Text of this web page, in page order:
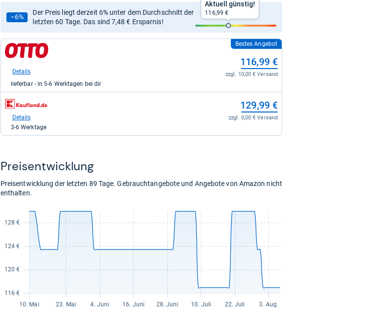
–6%
Der Preis liegt derzeit 6% unter dem Durchschnitt der
letzten 60 Tage. Das sind 7,48 € Ersparnis!
Aktuell günstig!
116,99 €
zum
Shop:
Otto.de
116,99
kaufen.
Bestes Angebot
116,99 €
zzgl. 10,00 € Versand
Details
lieferbar - in 5-6 Werktagen bei dir
zum
Shop:
für
129,99 €
zzgl. 0,00 € Versand
Details
3-6 Werktage
Preis­ent­wick­lung
Preisentwicklung der letzten 89 Tage. Gebrauchtangebote und Angebote von Amazon nicht
enthalten.